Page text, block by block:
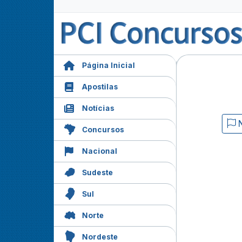
Página Inicial
Apostilas
Notícias
Concursos
Nacional
Sudeste
Sul
Norte
Nordeste